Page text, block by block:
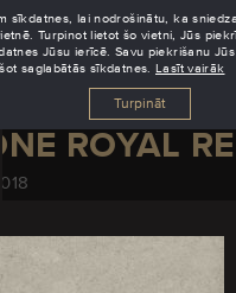
sīkdatnes, lai nodrošinātu, ka
Turpinot lietot šo vietni, Jūs
Jūsu ierīcē. Savu piekrišanu
saglabātās sīkdatnes. Lasīt vairāk
Turpināt
ROYAL